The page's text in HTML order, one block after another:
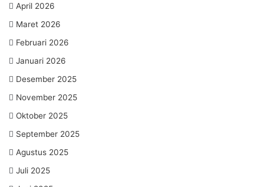
April 2026
Maret 2026
Februari 2026
Januari 2026
Desember 2025
November 2025
Oktober 2025
September 2025
Agustus 2025
Juli 2025